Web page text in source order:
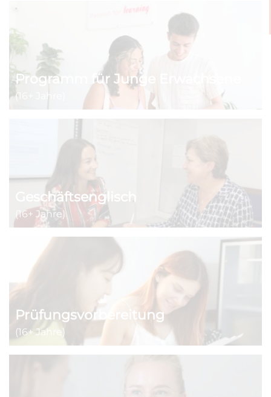
Programm für Junge Erwachsene
(16+ Jahre)
Geschäftsenglisch
(16+ Jahre)
Prüfungsvorbereitung
(16+ Jahre)